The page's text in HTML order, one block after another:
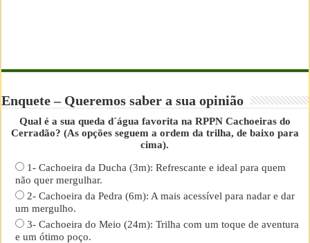
Enquete – Queremos saber a sua opinião
Qual é a sua queda d´água favorita na RPPN Cachoeiras do
Cerradão? (As opções seguem a ordem da trilha, de baixo para
cima).
1- Cachoeira da Ducha (3m): Refrescante e ideal para quem
não quer mergulhar.
2- Cachoeira da Pedra (6m): A mais acessível para nadar e dar
um mergulho.
3- Cachoeira do Meio (24m): Trilha com um toque de aventura
e um ótimo poço.